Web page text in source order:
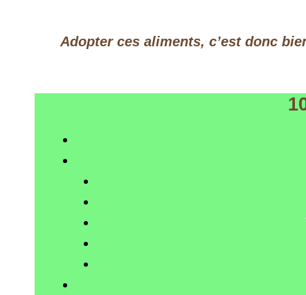
Adopter ces aliments, c’est donc